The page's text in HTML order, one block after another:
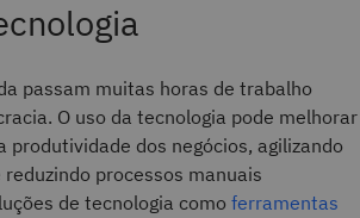
passam muitas horas de trabalho
O uso da tecnologia pode melhorar
produtividade dos negócios, agilizando
processos manuais
de tecnologia como ferramentas